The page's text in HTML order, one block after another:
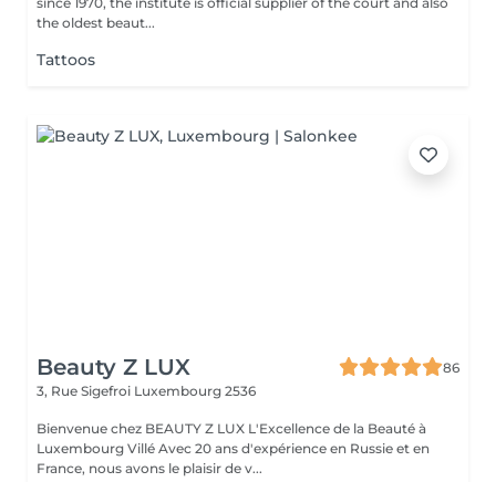
the oldest beaut...
Tattoos
Beauty Z LUX
86
3, Rue Sigefroi Luxembourg 2536
Bienvenue chez BEAUTY Z LUX L'Excellence de la Beauté à
Luxembourg Villé Avec 20 ans d'expérience en Russie et en
France, nous avons le plaisir de v...